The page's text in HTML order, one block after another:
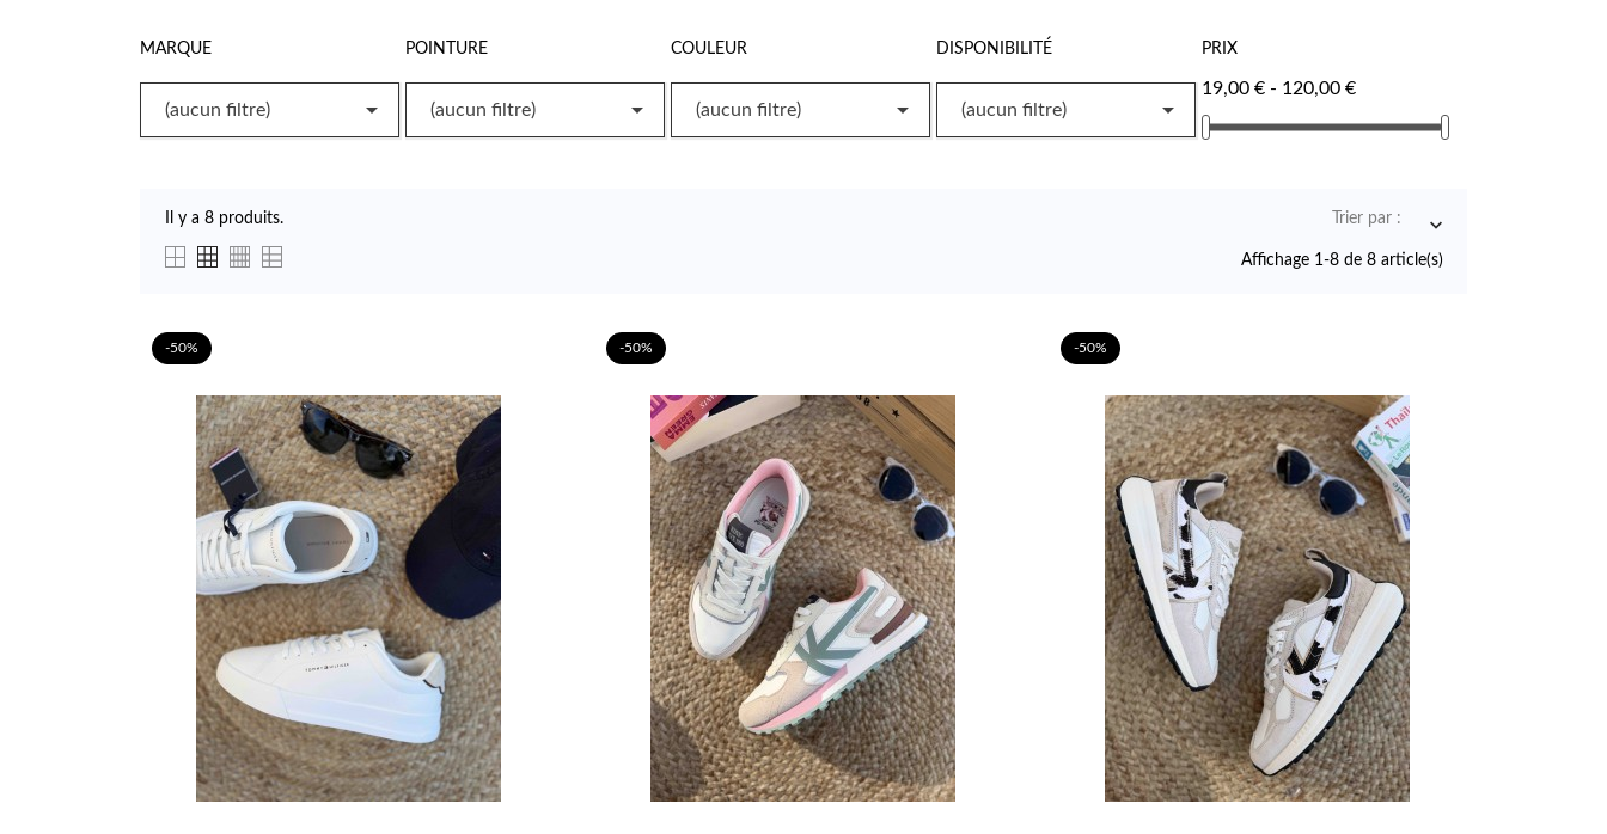
MARQUE
(aucun filtre) 
POINTURE
(aucun filtre) 
COULEUR
(aucun filtre) 
DISPONIBILITÉ
(aucun filtre) 
PRIX
19,00 € - 120,00 €
Il y a 8 produits. Trier par : 
Affichage 1-8 de 8 article(s)
-50% -50% -50%